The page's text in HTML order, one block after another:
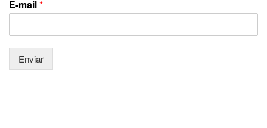
E-mail*
Enviar